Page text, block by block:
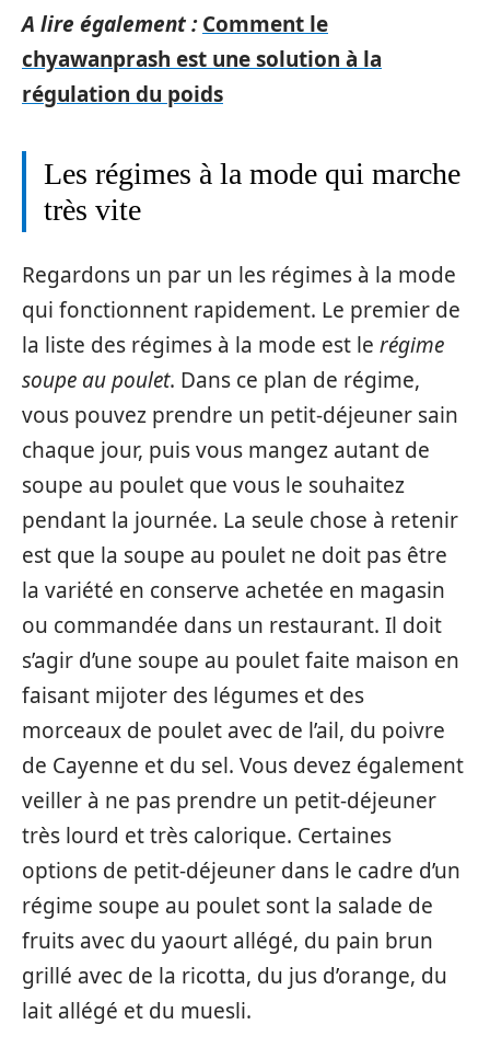
A lire également : Comment le
chyawanprash est une solution à la
régulation du poids
Les régimes à la mode qui marche
très vite
Regardons un par un les régimes à la mode
qui fonctionnent rapidement. Le premier de
la liste des régimes à la mode est le régime
soupe au poulet. Dans ce plan de régime,
vous pouvez prendre un petit-déjeuner sain
chaque jour, puis vous mangez autant de
soupe au poulet que vous le souhaitez
pendant la journée. La seule chose à retenir
est que la soupe au poulet ne doit pas être
la variété en conserve achetée en magasin
ou commandée dans un restaurant. Il doit
s’agir d’une soupe au poulet faite maison en
faisant mijoter des légumes et des
morceaux de poulet avec de l’ail, du poivre
de Cayenne et du sel. Vous devez également
veiller à ne pas prendre un petit-déjeuner
très lourd et très calorique. Certaines
options de petit-déjeuner dans le cadre d’un
régime soupe au poulet sont la salade de
fruits avec du yaourt allégé, du pain brun
grillé avec de la ricotta, du jus d’orange, du
lait allégé et du muesli.